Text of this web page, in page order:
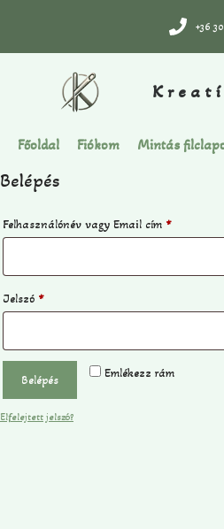
+36
Főoldal Fiókom Mintás
Belépés
Felhasználónév vagy Email cím *
Jelszó *
Emlékezz rám
Belépés
Elfelejtett jelszó?